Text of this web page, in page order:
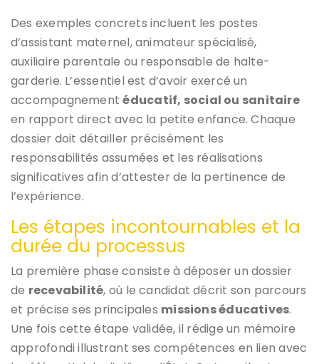
Des exemples concrets incluent les postes
d’assistant maternel, animateur spécialisé,
auxiliaire parentale ou responsable de halte-
garderie. L’essentiel est d’avoir exercé un
accompagnementéducatif, social ou sanitaire
en rapport direct avec la petite enfance. Chaque
dossier doit détailler précisément les
responsabilités assumées et les réalisations
significatives afin d’attester de la pertinence de
l’expérience.
Les étapes incontournables et la
durée du processus
La première phase consiste à déposer un dossier
de recevabilité, où le candidat décrit son parcours
et précise ses principales missions éducatives.
Une fois cette étape validée, il rédige un mémoire
approfondi illustrant ses compétences en lien avec